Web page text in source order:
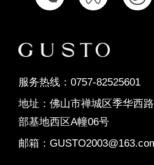
服务热线：0757-82525601
地址：佛山市禅城区季华西
部基地西区A幢06号
邮箱：